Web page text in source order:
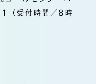
受付時間／8時